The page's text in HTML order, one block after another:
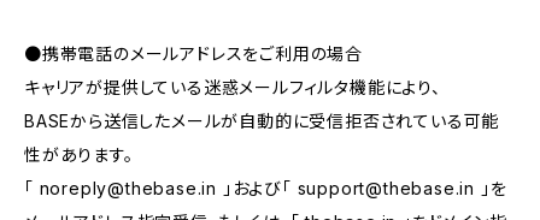
●携帯電話のメールアドレスをご利用の場合
キャリアが提供している迷惑メールフィルタ機能により、
BASEから送信したメールが自動的に受信拒否されている可能
性があります。
「 noreply@thebase.in 」および「 support@thebase.in
」を